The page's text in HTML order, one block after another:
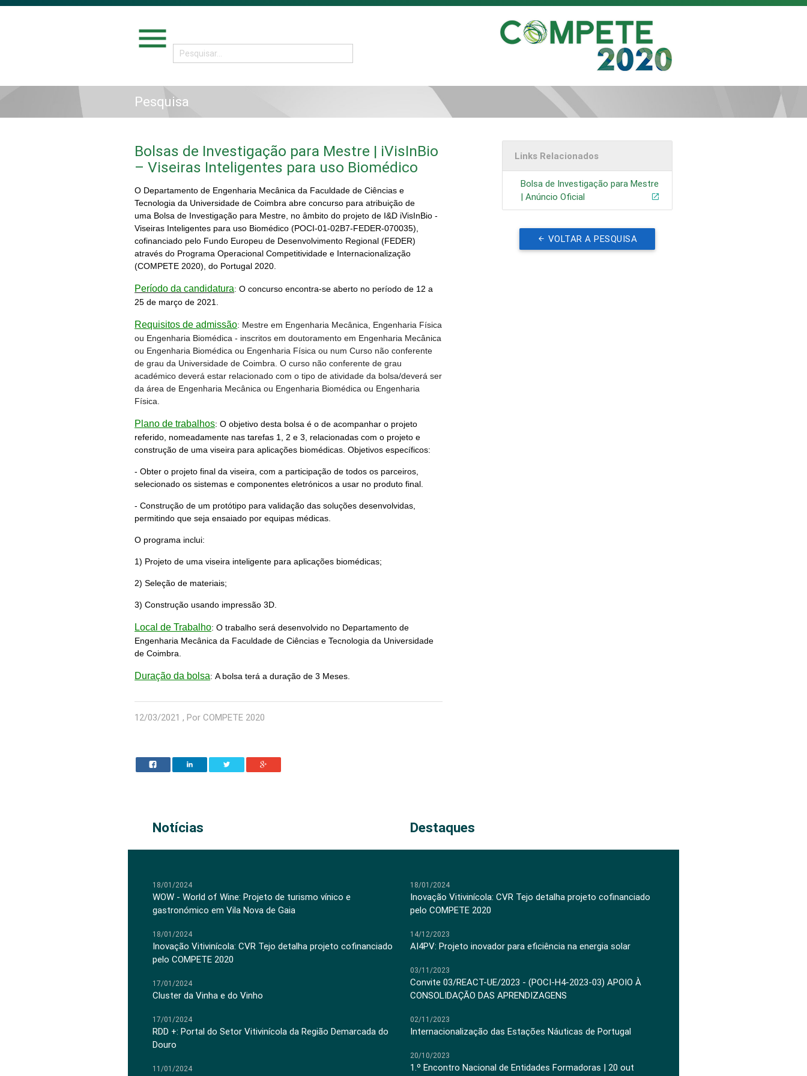
menu
Pesquisa
Bolsas de Investigação para Mestre | iVisInBio
– Viseiras Inteligentes para uso Biomédico
O Departamento de Engenharia Mecânica da Faculdade de Ciências e
Tecnologia da Universidade de Coimbra abre concurso para atribuição de
uma Bolsa de Investigação para Mestre, no âmbito do projeto de I&D iVisInBio -
Viseiras Inteligentes para uso Biomédico (POCI-01-02B7-FEDER-070035),
cofinanciado pelo Fundo Europeu de Desenvolvimento Regional (FEDER)
através do Programa Operacional Competitividade e Internacionalização
(COMPETE 2020), do Portugal 2020.
Período da candidatura:O concurso encontra-se aberto no período de 12 a
25 de março de 2021.
Requisitos de admissão: Mestre em Engenharia Mecânica, Engenharia Física
ou Engenharia Biomédica - inscritos em doutoramento em Engenharia Mecânica
ou Engenharia Biomédica ou Engenharia Física ou num Curso não conferente
de grau da Universidade de Coimbra. O curso não conferente de grau
académico deverá estar relacionado com o tipo de atividade da bolsa/deverá ser
da área de Engenharia Mecânica ou Engenharia Biomédica ou Engenharia
Física.
Plano de trabalhos:O objetivo desta bolsa é o de acompanhar o projeto
referido, nomeadamente nas tarefas 1, 2 e 3, relacionadas com o projeto e
construção de uma viseira para aplicações biomédicas.Objetivos específicos:
- Obter o projeto final da viseira, com a participação de todos os parceiros,
selecionado os sistemas e componentes eletrónicos a usar no produto final.
- Construção de um protótipo para validação das soluções desenvolvidas,
permitindo que seja ensaiado por equipas médicas.
O programa inclui:
1) Projeto de uma viseira inteligente para aplicações biomédicas;
2) Seleção de materiais;
3) Construção usando impressão 3D.
Local de Trabalho: O trabalho será desenvolvido no Departamento de
Engenharia Mecânica da Faculdade de Ciências e Tecnologia da Universidade
de Coimbra.
Duração da bolsa: A bolsa terá a duração de 3 Meses.
12/03/2021 , Por COMPETE 2020
Links Relacionados
Bolsa de Investigação para Mestre
| Anúncio Oficial
VOLTAR A PESQUISA
Notícias Destaques
18/01/2024
WOW - World of Wine: Projeto de turismo vínico e
gastronómico em Vila Nova de Gaia
18/01/2024
Inovação Vitivinícola: CVR Tejo detalha projeto cofinanciado
pelo COMPETE 2020
17/01/2024
Cluster da Vinha e do Vinho
17/01/2024
RDD +: Portal do Setor Vitivinícola da Região Demarcada do
Douro
11/01/2024
18/01/2024
Inovação Vitivinícola: CVR Tejo detalha projeto cofinanciado
pelo COMPETE 2020
14/12/2023
AI4PV: Projeto inovador para eficiência na energia solar
03/11/2023
Convite 03/REACT-UE/2023 - (POCI-H4-2023-03) APOIO À
CONSOLIDAÇÃO DAS APRENDIZAGENS
02/11/2023
Internacionalização das Estações Náuticas de Portugal
20/10/2023
1.º Encontro Nacional de Entidades Formadoras | 20 out